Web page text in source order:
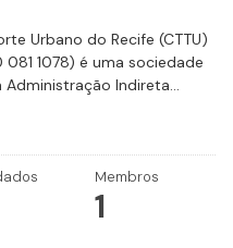
Urbano do Recife (CTTU)
1078) é uma sociedade
Indireta...
Membros
1